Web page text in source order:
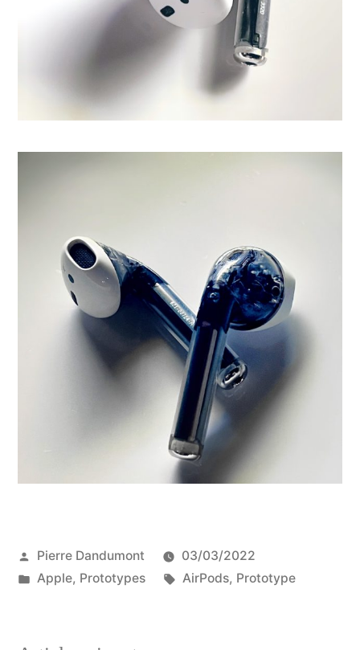
Publié
par
Pierre Dandumont
03/03/2022
Publié
Apple, Prototypes Étiquettes :
AirPods, Prototype